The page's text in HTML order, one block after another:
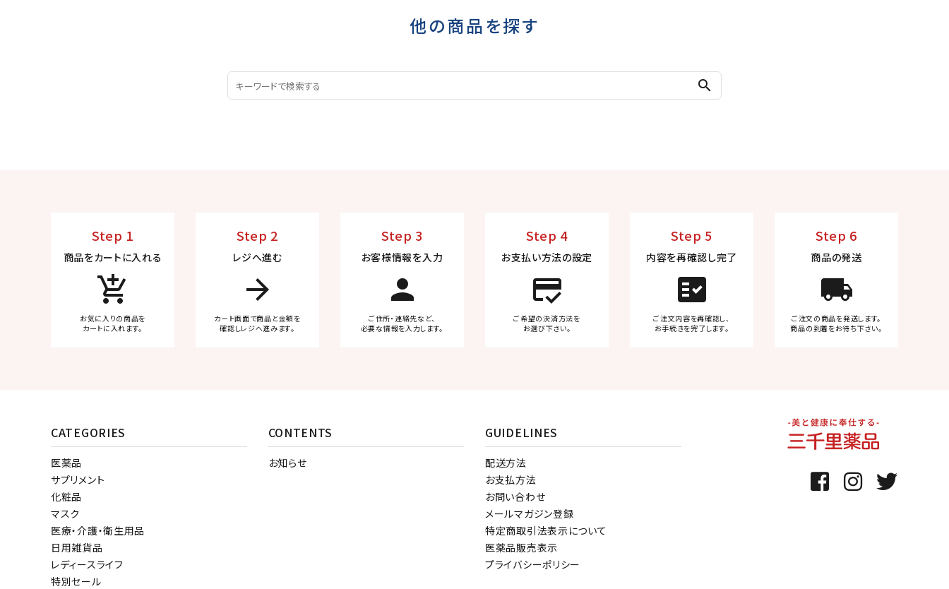
他の商品を探す
search
Step 1
商品をカートに入れる
add_shopping_cart
お気に入りの商品を
カートに入れます。
Step 2
レジへ進む
arrow_forward
カート画面で商品と金額を
確認しレジへ進みます。
Step 3
お客様情報を入力
person
ご住所・連絡先など、
必要な情報を入力します。
Step 4
お支払い方法の設定
credit_score
ご希望の決済方法を
お選び下さい。
Step 5
内容を再確認し完了
fact_check
ご注文内容を再確認し、
お手続きを完了します。
Step 6
商品の発送
local_shipping
ご注文の商品を発送します。
商品の到着をお待ち下さい。
CATEGORIES
医薬品
サプリメント
化粧品
マスク
医療・介護・衛生用品
日用雑貨品
レディースライフ
特別セール
CONTENTS
お知らせ
GUIDELINES
配送方法
お支払方法
お問い合わせ
メールマガジン登録
特定商取引法表示について
医薬品販売表示
プライバシーポリシー